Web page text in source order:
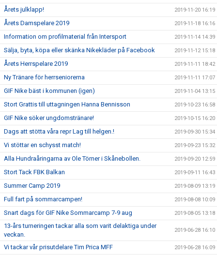
Årets julklapp! 2019-11-20 16:19
Årets Damspelare 2019 2019-11-18 16:16
Information om profilmaterial från Intersport 2019-11-14 14:39
Sälja, byta, köpa eller skänka Nikekläder på Facebook 2019-11-12 15:18
Årets Herrspelare 2019 2019-11-11 18:42
Ny Tränare för herrseniorerna 2019-11-11 17:07
GIF Nike bäst i kommunen (igen) 2019-11-04 13:15
Stort Grattis till uttagningen Hanna Bennisson 2019-10-23 16:58
GIF Nike söker ungdomstränare! 2019-10-15 16:20
Dags att stötta våra repr Lag till helgen.! 2019-09-30 15:34
Vi stöttar en schysst match! 2019-09-23 15:32
Alla Hundraåringarna av Ole Törner i Skånebollen. 2019-09-20 12:59
Stort Tack FBK Balkan 2019-09-11 16:43
Summer Camp 2019 2019-08-09 13:19
Full fart på sommarcampen! 2019-08-08 10:09
Snart dags för GIF Nike Sommarcamp 7-9 aug 2019-08-05 13:18
13-års turneringen tackar alla som varit delaktiga under
veckan.
2019-06-28 16:10
Vi tackar vår prisutdelare Tim Prica MFF 2019-06-28 16:09